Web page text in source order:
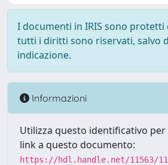
I documenti in IRIS sono protetti
tutti i diritti sono riservati, salvo
indicazione.
Informazioni
Utilizza questo identificativo
link a questo documento:
https://hdl.handle.net/11563/